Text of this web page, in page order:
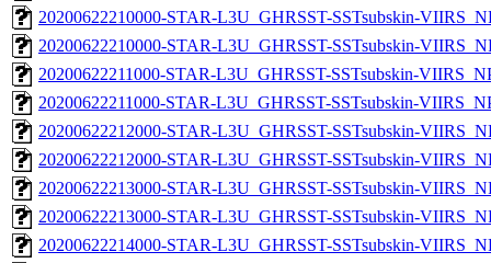
20200622210000-STAR-L3U_GHRSST-SSTsubskin-
20200622210000-STAR-L3U_GHRSST-SSTsubskin-
20200622211000-STAR-L3U_GHRSST-SSTsubskin-
20200622211000-STAR-L3U_GHRSST-SSTsubskin-
20200622212000-STAR-L3U_GHRSST-SSTsubskin-
20200622212000-STAR-L3U_GHRSST-SSTsubskin-
20200622213000-STAR-L3U_GHRSST-SSTsubskin-
20200622213000-STAR-L3U_GHRSST-SSTsubskin-
20200622214000-STAR-L3U_GHRSST-SSTsubskin-